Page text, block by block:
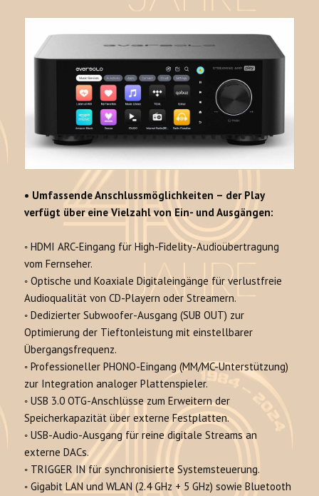
• Umfassende Anschlussmöglichkeiten – der Play
verfügt über eine Vielzahl von Ein- und Ausgängen:
◦HDMI ARC-Eingang für High-Fidelity-Audioübertragung
vom Fernseher.
◦Optische und Koaxiale Digitaleingänge für verlustfreie
Audioqualität von CD-Playern oder Streamern.
◦ Dedizierter Subwoofer-Ausgang (SUB OUT) zur
Optimierung der Tieftonleistung mit einstellbarer
Übergangsfrequenz.
◦Professioneller PHONO-Eingang (MM/MC-Unterstützung)
zur Integration analoger Plattenspieler.
◦USB 3.0 OTG-Anschlüssezum Erweitern der
Speicherkapazität über externe Festplatten.
◦USB-Audio-Ausgangfür reine digitale Streams an
externe DACs.
◦ TRIGGER IN für synchronisierte Systemsteuerung.
◦Gigabit LAN und WLAN (2.4 GHz + 5 GHz) sowieBluetooth